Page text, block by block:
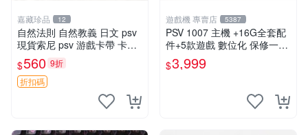
嘉藏珍品 12
自然法則 自然教義 日文 psv
現貨索尼 psv 游戲卡帶 卡盒
無損 版本外版 功能正常讀卡
關于質量：為避免糾紛，鑒寶
專家，收藏家和較真黨自行繞
$560 9折
折扣碼
遊戲機 專賣店 5387
PSV 1007 主機 +16G全套配
件+5款遊戲 數位化 保修一年
品質有保障
$3,999